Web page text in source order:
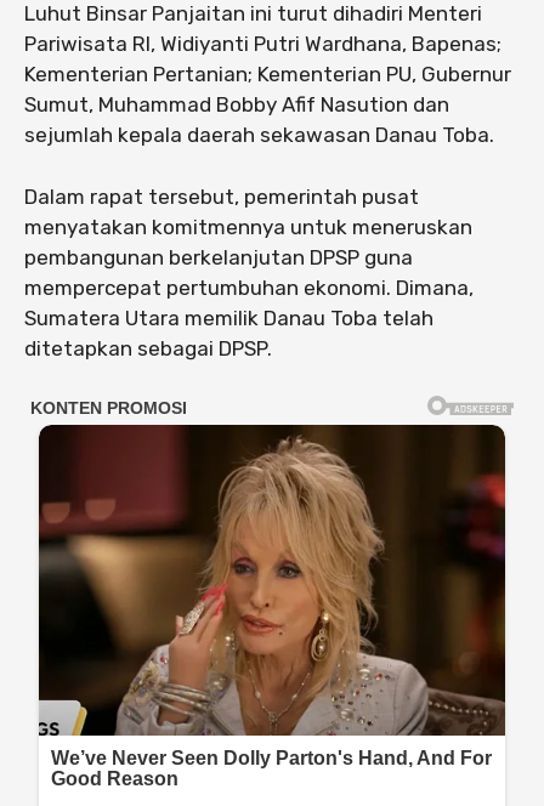
Luhut Binsar Panjaitan ini turut dihadiri Menteri
Pariwisata RI, Widiyanti Putri Wardhana, Bapenas;
Kementerian Pertanian; Kementerian PU, Gubernur
Sumut, Muhammad Bobby Afif Nasution dan
sejumlah kepala daerah sekawasan Danau Toba.
Dalam rapat tersebut, pemerintah pusat
menyatakan komitmennya untuk meneruskan
pembangunan berkelanjutan DPSP guna
mempercepat pertumbuhan ekonomi. Dimana,
Sumatera Utara memilik Danau Toba telah
ditetapkan sebagai DPSP.